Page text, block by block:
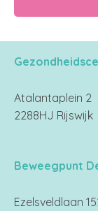
Atalantaplein 2
2288HJ Rijswijk
Beweegpunt
Ezelsveldlaan